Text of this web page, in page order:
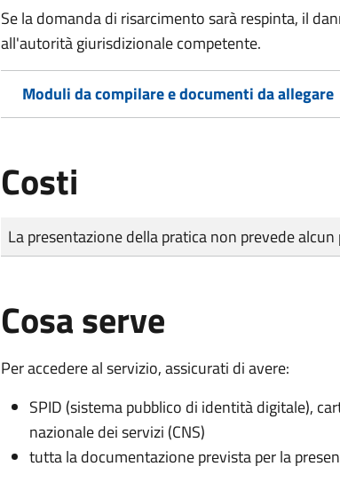
Se la domanda di risarcimento sarà respinta, il
all'autorità giurisdizionale competente.
Moduli da compilare e documenti da allegare
Costi
Tipo di pagamento
Importo
La presentazione della pratica non prevede
Cosa serve
Per accedere al servizio, assicurati di avere:
SPID (sistema pubblico di identità digitale),
nazionale dei servizi (CNS)
tutta la documentazione prevista per la